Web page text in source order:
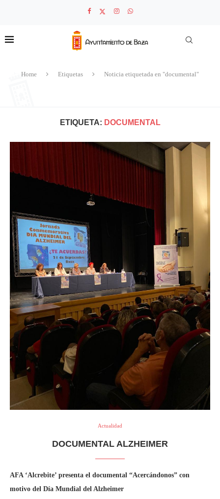
Home Etiquetas Noticia etiquetada en "documental"
ETIQUETA: DOCUMENTAL
Actualidad
DOCUMENTAL ALZHEIMER
AFA ‘Alcrebite’ presenta el documental “Acercándonos” con
motivo del Día Mundial del Alzheimer